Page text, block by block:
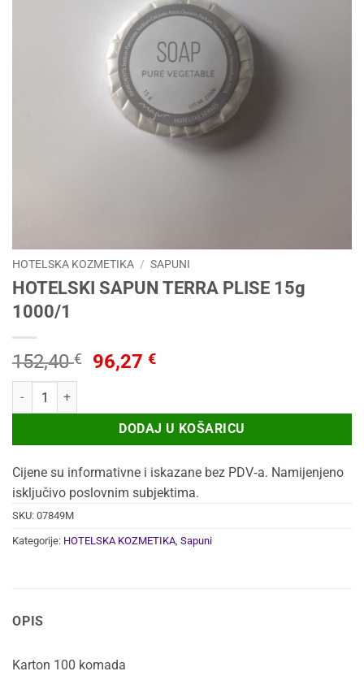
HOTELSKA KOZMETIKA / SAPUNI
HOTELSKI SAPUN TERRA PLISE 15g
1000/1
152,40€
Izvorna
je:
152,40 €.
96,27€Trenutna
96,27 €.
HOTELSKI SAPUN TERRA PLISE 15g 1000/1 količina
DODAJ U KOŠARICU
Cijene su informativne i iskazane bez PDV‑a. Namijenjeno
isključivo poslovnim subjektima.
SKU: 07849M
Kategorije: HOTELSKA KOZMETIKA, Sapuni
OPIS
Karton 100 komada